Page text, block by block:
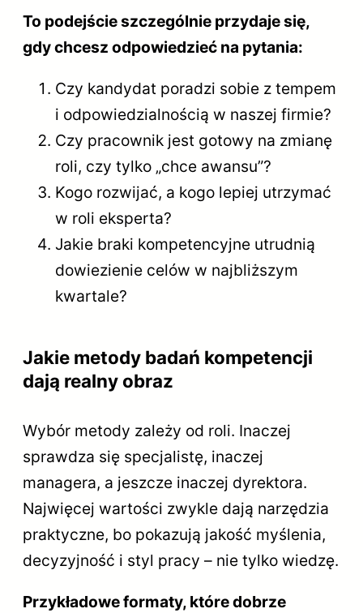
To podejście szczególnie przydaje się,
gdy chcesz odpowiedzieć na pytania:
Czy kandydat poradzi sobie z tempem
i odpowiedzialnością w naszej firmie?
Czy pracownik jest gotowy na zmianę
roli, czy tylko „chce awansu”?
Kogo rozwijać, a kogo lepiej utrzymać
w roli eksperta?
Jakie braki kompetencyjne utrudnią
dowiezienie celów w najbliższym
kwartale?
Jakie metody badań kompetencji
dają realny obraz
Wybór metody zależy od roli. Inaczej
sprawdza się specjalistę, inaczej
managera, a jeszcze inaczej dyrektora.
Najwięcej wartości zwykle dają narzędzia
praktyczne, bo pokazują jakość myślenia,
decyzyjność i styl pracy – nie tylko wiedzę.
Przykładowe formaty, które dobrze